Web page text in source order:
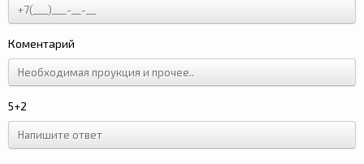
Коментарий
5+2